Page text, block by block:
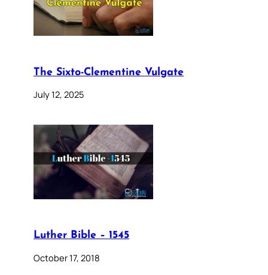
The Sixto-Clementine Vulgate
July 12, 2025
Luther Bible – 1545
October 17, 2018